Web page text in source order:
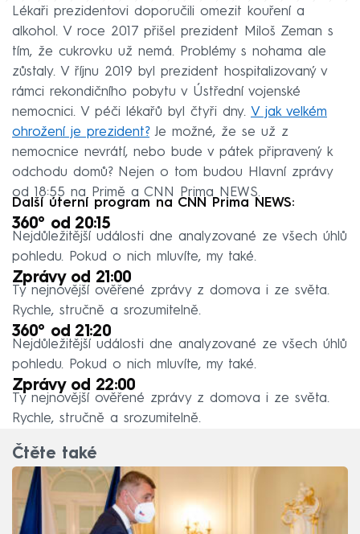
Lékaři prezidentovi doporučili omezit kouření a
alkohol. V roce 2017 přišel prezident Miloš Zeman s
tím, že cukrovku už nemá. Problémy s nohama ale
zůstaly. V říjnu 2019 byl prezident hospitalizovaný v
rámci rekondičního pobytu v Ústřední vojenské
nemocnici. V péči lékařů byl čtyři dny. V jak velkém
ohrožení je prezident?Je možné, že se už z
nemocnice nevrátí, nebo bude v pátek připravený k
odchodu domů? Nejen o tom budou Hlavní zprávy
od 18:55 na Primě a CNN Prima NEWS.
Další úterní program na CNN Prima NEWS:
360° od 20:15
Nejdůležitější události dne analyzované ze všech úhlů
pohledu. Pokud o nich mluvíte, my také.
Zprávy od 21:00
Ty nejnovější ověřené zprávy z domova i ze světa.
Rychle, stručně a srozumitelně.
360° od 21:20
Nejdůležitější události dne analyzované ze všech úhlů
pohledu. Pokud o nich mluvíte, my také.
Zprávy od 22:00
Ty nejnovější ověřené zprávy z domova i ze světa.
Rychle, stručně a srozumitelně.
Čtěte také